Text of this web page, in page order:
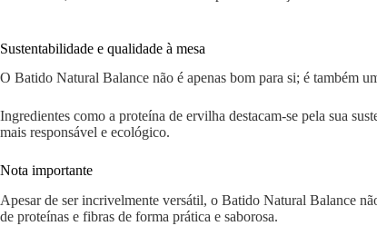
Sustentabilidade e qualidade à mesa
O Batido Natural Balance não é apenas bom para si; é também
Ingredientes como a proteína de ervilha destacam-se pela sua
mais responsável e ecológico.
Nota importante
Apesar de ser incrivelmente versátil, o Batido Natural Balance
de proteínas e fibras de forma prática e saborosa.